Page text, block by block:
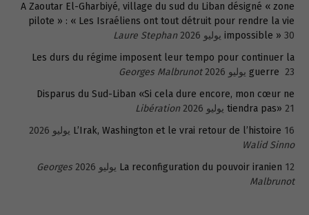
A Zaoutar El-Gharbiyé, village du sud du Liban désigné « zone
pilote » : « Les Israéliens ont tout détruit pour rendre la vie
impossible » 30 يوليو 2026
Laure Stephan
Les durs du régime imposent leur tempo pour continuer la
guerre 23 يوليو 2026
Georges Malbrunot
Disparus du Sud-Liban «Si cela dure encore, mon cœur ne
tiendra pas» 21 يوليو 2026
Libération
L’Irak, Washington et le vrai retour de l’histoire 16 يوليو 2026
Walid Sinno
La reconfiguration du pouvoir iranien 12 يوليو 2026
Georges
Malbrunot